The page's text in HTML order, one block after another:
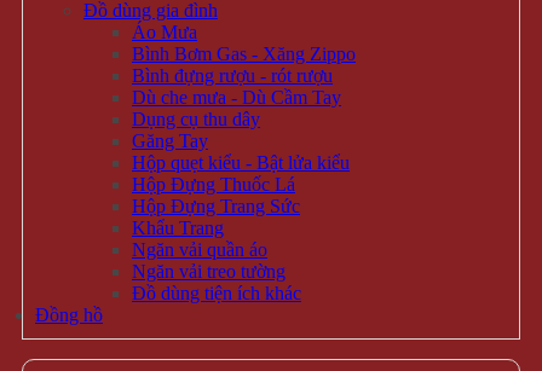
Đồ dùng gia đình
Áo Mưa
Bình Bơm Gas - Xăng Zippo
Bình đựng rượu - rót rượu
Dù che mưa - Dù Cầm Tay
Dụng cụ thu dây
Găng Tay
Hộp quẹt kiểu - Bật lửa kiểu
Hộp Đựng Thuốc Lá
Hộp Đựng Trang Sức
Khẩu Trang
Ngăn vải quần áo
Ngăn vải treo tường
Đồ dùng tiện ích khác
Đồng hồ